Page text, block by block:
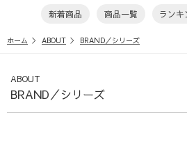
新着商品
商品一覧 ランキ
ホーム ABOUT BRAND／シリーズ
ABOUT
BRAND／シリーズ